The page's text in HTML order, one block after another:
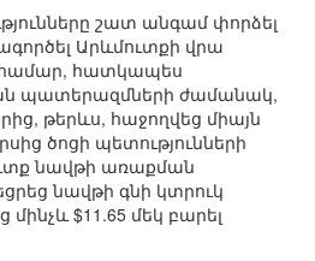
շատ անգամ փորձել
Արևմուտքի վրա
համար, հատկապես
պատերազմների ժամանակ,
թերևս, հաջողվեց միայն
ծոցի պետությունների
նավթի առաքման
նավթի գնի կտրուկ
$11.65 մեկ բարել